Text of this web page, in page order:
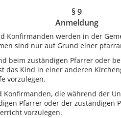
§ 9
Anmeldung
Konfirmanden werden in der
sind nur auf Grund einer
beim zuständigen Pfarrer oder
das Kind in einer anderen
vorzulegen.
Konfirmanden, die während der
Pfarrer oder der zuständigen
vorzulegen.